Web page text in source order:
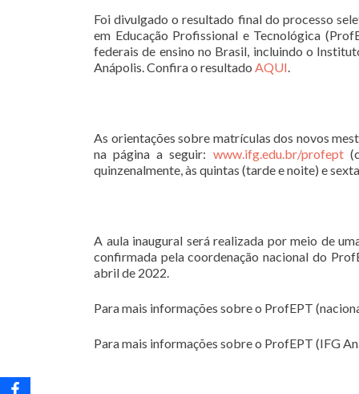
Foi divulgado o resultado final do processo
em Educação Profissional e Tecnológica
federais de ensino no Brasil, incluindo o
Anápolis. Confira o resultado AQUI.
As orientações sobre matrículas dos novos
na página a seguir: www.ifg.edu.br/profept
quinzenalmente, às quintas (tarde e noite) e
A aula inaugural será realizada por meio de
confirmada pela coordenação nacional do
abril de 2022.
Para mais informações sobre o ProfEPT
Para mais informações sobre o ProfEPT (IFG